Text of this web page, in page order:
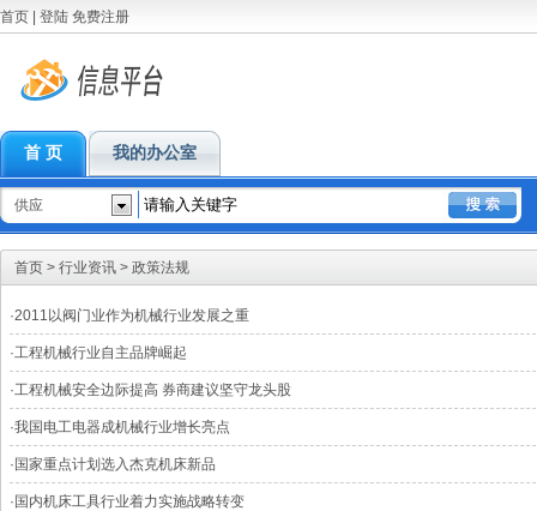
首页 登陆 免费注册
首 页 我的办公室
供应
首页 > 行业资讯 > 政策法规
·2011以阀门业作为机械行业发展之重
·工程机械行业自主品牌崛起
·工程机械安全边际提高 券商建议坚守龙头股
·我国电工电器成机械行业增长亮点
· 国家重点计划选入杰克机床新品
· 国内机床工具行业着力实施战略转变